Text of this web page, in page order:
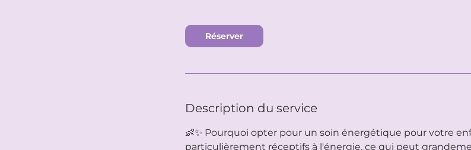
i
n
Réserver
Description du service
👶✨ Pourquoi opter pour un soin énergétique pour votre
particulièrement réceptifs à l'énergie, ce qui peut